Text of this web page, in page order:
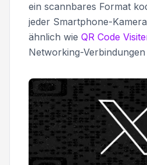
ein scannbares Format
jeder Smartphone-
ähnlich wie QR Code
Networking-